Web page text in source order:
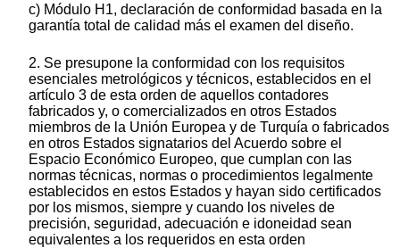
c) Módulo H1, declaración de conformidad basada en la
garantía total de calidad más el examen del diseño.
2. Se presupone la conformidad con los requisitos
esenciales metrológicos y técnicos, establecidos en el
artículo 3 de esta orden de aquellos contadores
fabricados y, o comercializados en otros Estados
miembros de la Unión Europea y de Turquía o fabricados
en otros Estados signatarios del Acuerdo sobre el
Espacio Económico Europeo, que cumplan con las
normas técnicas, normas o procedimientos legalmente
establecidos en estos Estados y hayan sido certificados
por los mismos, siempre y cuando los niveles de
precisión, seguridad, adecuación e idoneidad sean
equivalentes a los requeridos en esta orden